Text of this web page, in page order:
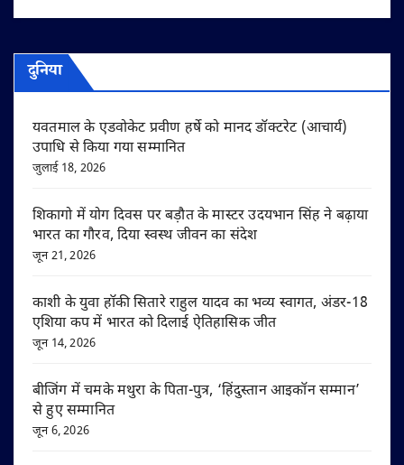
दुनिया
यवतमाल के एडवोकेट प्रवीण हर्षे को मानद डॉक्टरेट (आचार्य)
उपाधि से किया गया सम्मानित
जुलाई 18, 2026
शिकागो में योग दिवस पर बड़ौत के मास्टर उदयभान सिंह ने बढ़ाया
भारत का गौरव, दिया स्वस्थ जीवन का संदेश
जून 21, 2026
काशी के युवा हॉकी सितारे राहुल यादव का भव्य स्वागत, अंडर-18
एशिया कप में भारत को दिलाई ऐतिहासिक जीत
जून 14, 2026
बीजिंग में चमके मथुरा के पिता-पुत्र, ‘हिंदुस्तान आइकॉन सम्मान’
से हुए सम्मानित
जून 6, 2026